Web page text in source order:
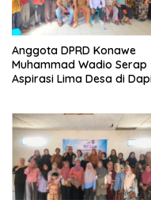
Anggota DPRD Konawe
Muhammad Wadio Serap
Aspirasi Lima Desa di